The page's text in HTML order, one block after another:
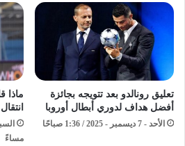
تعليق رونالدو بعد تتويجه بجائزة
أفضل هداف لدوري أبطال أوروبا
الأحد - 7 ديسمبر - 2025 / 1:36 صباحًا
ماذا
مساءً